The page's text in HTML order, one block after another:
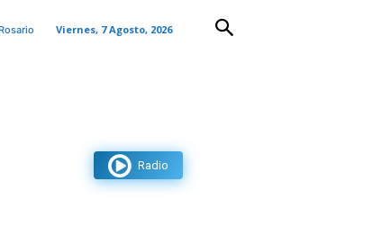
Viernes, 7 Agosto, 2026
Radio